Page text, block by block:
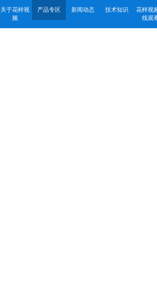
关于花样视
频
产品专区 新闻动态 技术知识
花样视
线观